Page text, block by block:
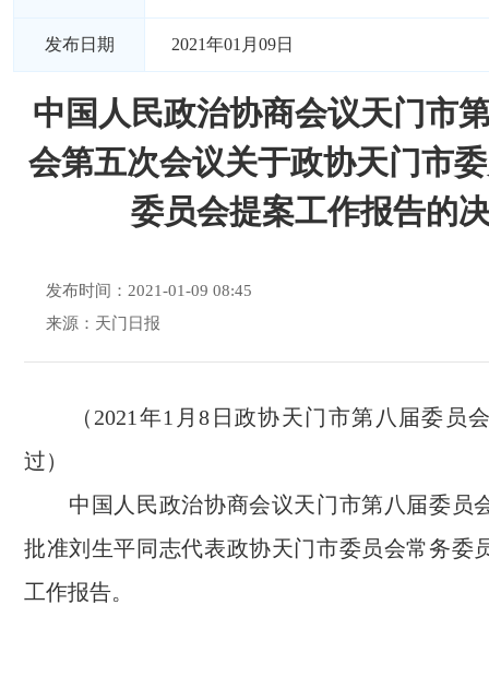
发布日期 2021年01月09日
中国人民政治协商会议天门市
会第五次会议关于政协天门市
委员会提案工作报告的
发布时间：2021-01-09 08:45
来源：天门日报
（2021年1月8日政协天门市第八届委员
过）
中国人民政治协商会议天门市第八届委员
批准刘生平同志代表政协天门市委员会常务委
工作报告。